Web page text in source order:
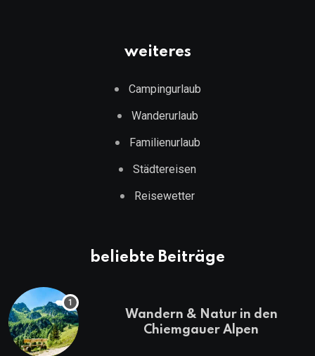
weiteres
Campingurlaub
Wanderurlaub
Familienurlaub
Städtereisen
Reisewetter
beliebte Beiträge
Wandern & Natur in den
Chiemgauer Alpen